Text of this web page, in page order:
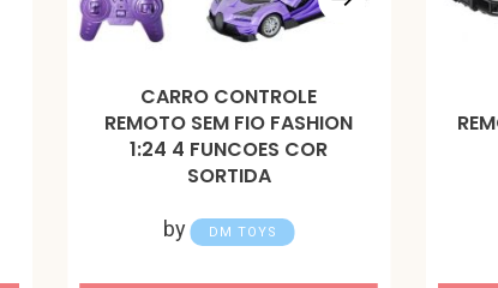
CARRO CONTROLE
REMOTO SEM FIO FASHION
1:24 4 FUNCOES COR
SORTIDA
by DM TOYS